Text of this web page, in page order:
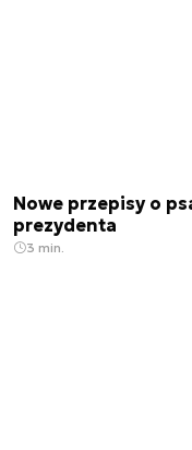
Nowe przepisy o
prezydenta
3 min.